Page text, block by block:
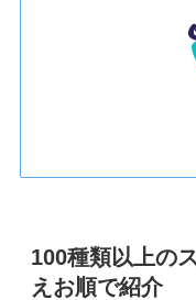
100種類以上の
えお順で紹介